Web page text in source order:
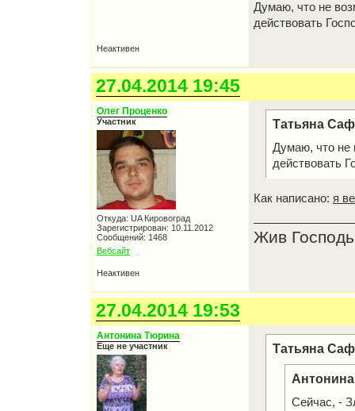
Думаю, что не
действовать
Неактивен
27.04.2014 19:45
Олег Проценко
Участник
Откуда: UA Кировоград
Зарегистрирован: 10.11.2012
Сообщений: 1468
Вебсайт
Татьяна
Думаю, что не
действовать
Как написано: я
Жив
Неактивен
27.04.2014 19:53
Антонина Тюрина
Еще не участник Татьяна
Сейчас, -